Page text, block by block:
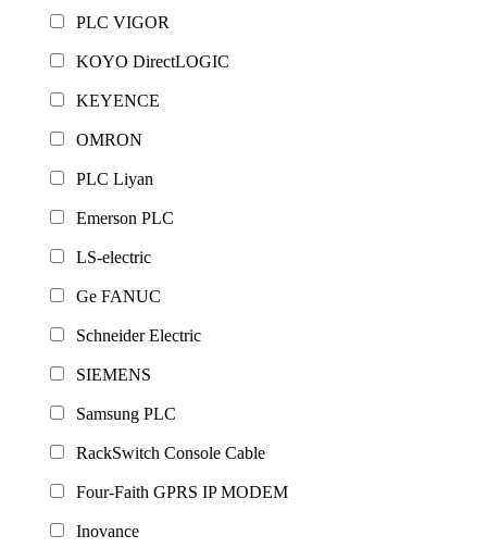
PLC VIGOR
KOYO DirectLOGIC
KEYENCE
OMRON
PLC Liyan
Emerson PLC
LS-electric
Ge FANUC
Schneider Electric
SIEMENS
Samsung PLC
RackSwitch Console Cable
Four-Faith GPRS IP MODEM
Inovance